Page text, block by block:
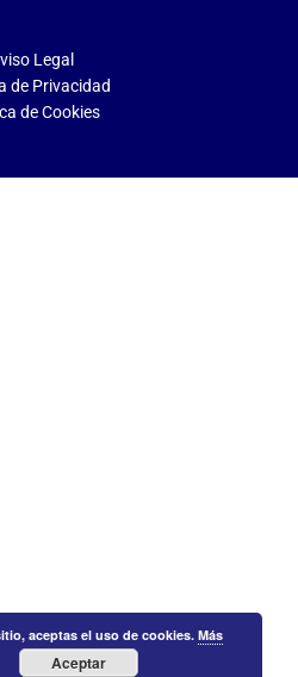
Legal
de Privacidad
de Cookies
aceptas el uso de cookies. Más
Aceptar